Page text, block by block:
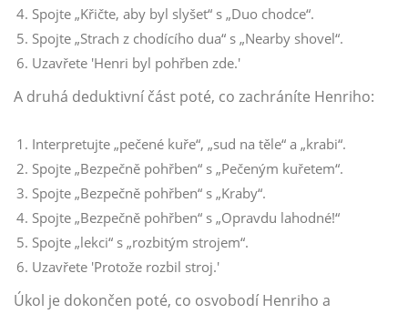
Spojte „Křičte, aby byl slyšet“ s „Duo chodce“.
Spojte „Strach z chodícího dua“ s „Nearby shovel“.
Uzavřete 'Henri byl pohřben zde.'
A druhá deduktivní část poté, co zachráníte Henriho:
Interpretujte „pečené kuře“, „sud na těle“ a „krabi“.
Spojte „Bezpečně pohřben“ s „Pečeným kuřetem“.
Spojte „Bezpečně pohřben“ s „Kraby“.
Spojte „Bezpečně pohřben“ s „Opravdu lahodné!“
Spojte „lekci“ s „rozbitým strojem“.
Uzavřete 'Protože rozbil stroj.'
Úkol je dokončen poté, co osvobodí Henriho a